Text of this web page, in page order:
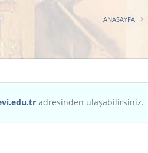
ANASAYFA
adresinden ulaşabilirsiniz.